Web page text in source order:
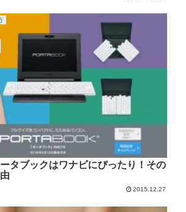
タブックはワナビにぴったり！その
2015.12.27